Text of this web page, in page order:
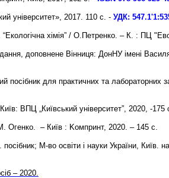
університет», 2017. 110 с. - УДК:
хімія” / О.Петренко. – К. : ПЦ
доповнене Вінниця: ДонНУ імені
посібник для практичних та
ВПЦ „Київський університет”, 2020, -
Огенко. – Київ : Kомпринт, 2020. – 145 с.
посібник; М-во освіти і науки України, Київ.
– 2020.